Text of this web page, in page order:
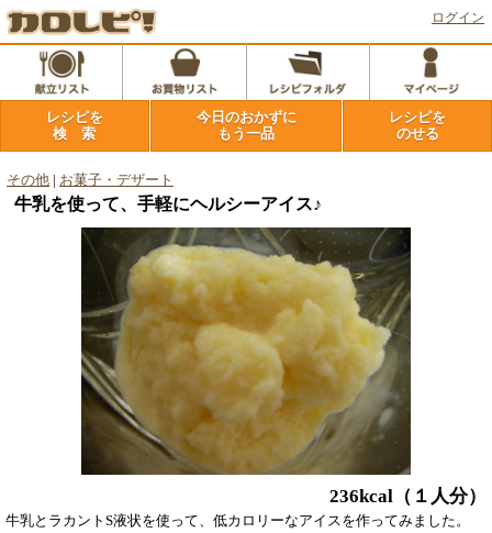
ログイン
レシピを
検 索
今日のおかずに
もう一品
レシピを
のせる
その他 お菓子・デザート
牛乳を使って、手軽にヘルシーアイス♪
236kcal （１人分）
牛乳とラカントS液状を使って、低カロリーなアイスを作ってみました。